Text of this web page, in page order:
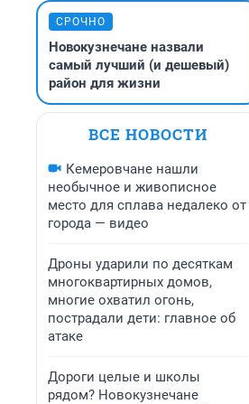
СРОЧНО
Новокузнечане назвали
самый лучший (и дешевый)
район для жизни
ВСЕ НОВОСТИ
Кемеровчане нашли
необычное и живописное
место для сплава недалеко от
города — видео
Дроны ударили по десяткам
многоквартирных домов,
многие охватил огонь,
пострадали дети: главное об
атаке
Дороги целые и школы
рядом? Новокузнечане